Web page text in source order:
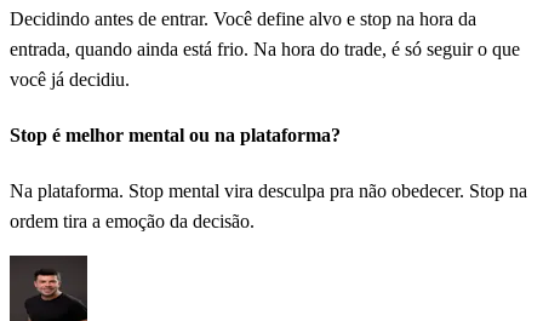
Decidindo antes de entrar. Você define alvo e stop na hora da
entrada, quando ainda está frio. Na hora do trade, é só seguir o que
você já decidiu.
Stop é melhor mental ou na plataforma?
Na plataforma. Stop mental vira desculpa pra não obedecer. Stop na
ordem tira a emoção da decisão.